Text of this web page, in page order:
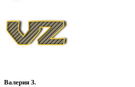
Валерия З.